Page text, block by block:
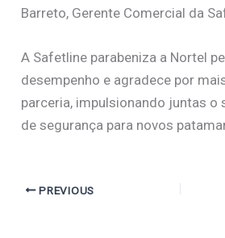
Barreto, Gerente Comercial da
A Safetline parabeniza a Nortel
desempenho e agradece por
parceria, impulsionando juntas o
de segurança para novos
PREVIOUS